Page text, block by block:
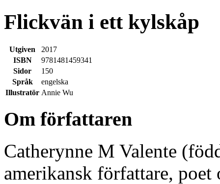
Flickvän i ett kylskåp
Utgiven
2017
ISBN
9781481459341
Sidor
150
Språk
engelska
Illustratör Annie Wu
Om författaren
Catherynne M Valente
amerikansk författare,